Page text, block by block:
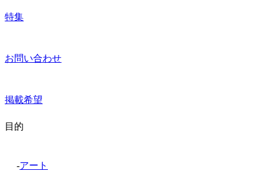
特集
お問い合わせ
掲載希望
目的
-アート